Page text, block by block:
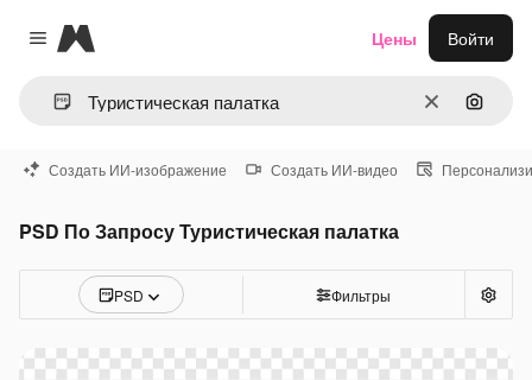
Close menu
Magnific
ОчиститьПоиск
Цены Войти
Создать ИИ-изображение Создать ИИ-видео
PSD По Запросу Туристическая палатка
PSD Фильтры